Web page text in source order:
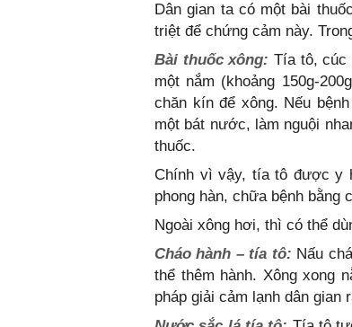
Dân gian ta có một bài
triệt để chứng cảm này.
Bài thuốc xông: Tía tô, cúc
một nắm (khoảng 150g-
chăn kín để xông. Nếu
một bát nước, làm nguội
thuốc.
Chính vì vậy, tía tô được y
phong hàn, chữa bệnh bằng
Ngoài xông hơi, thì có thể
Cháo hành – tía tô: Nấu
thể thêm hành. Xông xong
pháp giải cảm lạnh dân gian